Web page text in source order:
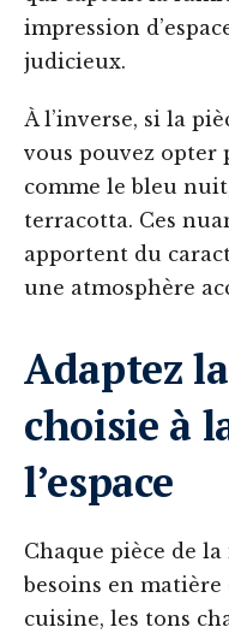
impression
judicieux.
À l’inverse, si la
vous pouvez opter
comme le bleu
terracotta. Ces
apportent du
une atmosphère
Adaptez
choisie à
l’espace
Chaque pièce de
besoins en matière
cuisine, les tons